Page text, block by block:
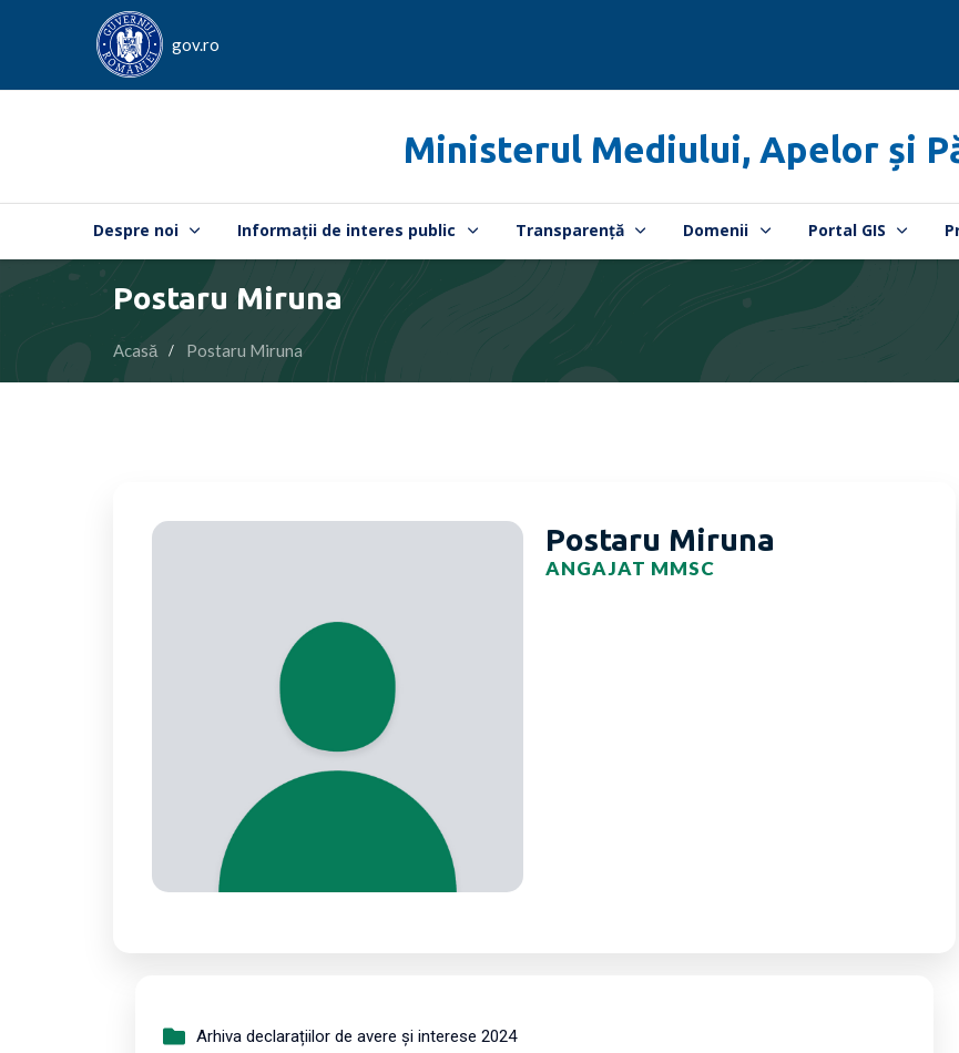
gov.ro
Ministerul Mediului, Apelor și
Despre noi Informații de interes public Transparență Domenii Portal GIS
Postaru Miruna
Acasă Postaru Miruna
Postaru Miruna
ANGAJAT MMSC
Arhiva declarațiilor de avere și interese 2024